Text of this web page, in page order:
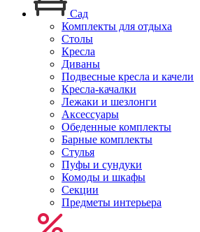
Сад
Комплекты для отдыха
Столы
Кресла
Диваны
Подвесные кресла и качели
Кресла-качалки
Лежаки и шезлонги
Аксессуары
Обеденные комплекты
Барные комплекты
Стулья
Пуфы и сундуки
Комоды и шкафы
Секции
Предметы интерьера